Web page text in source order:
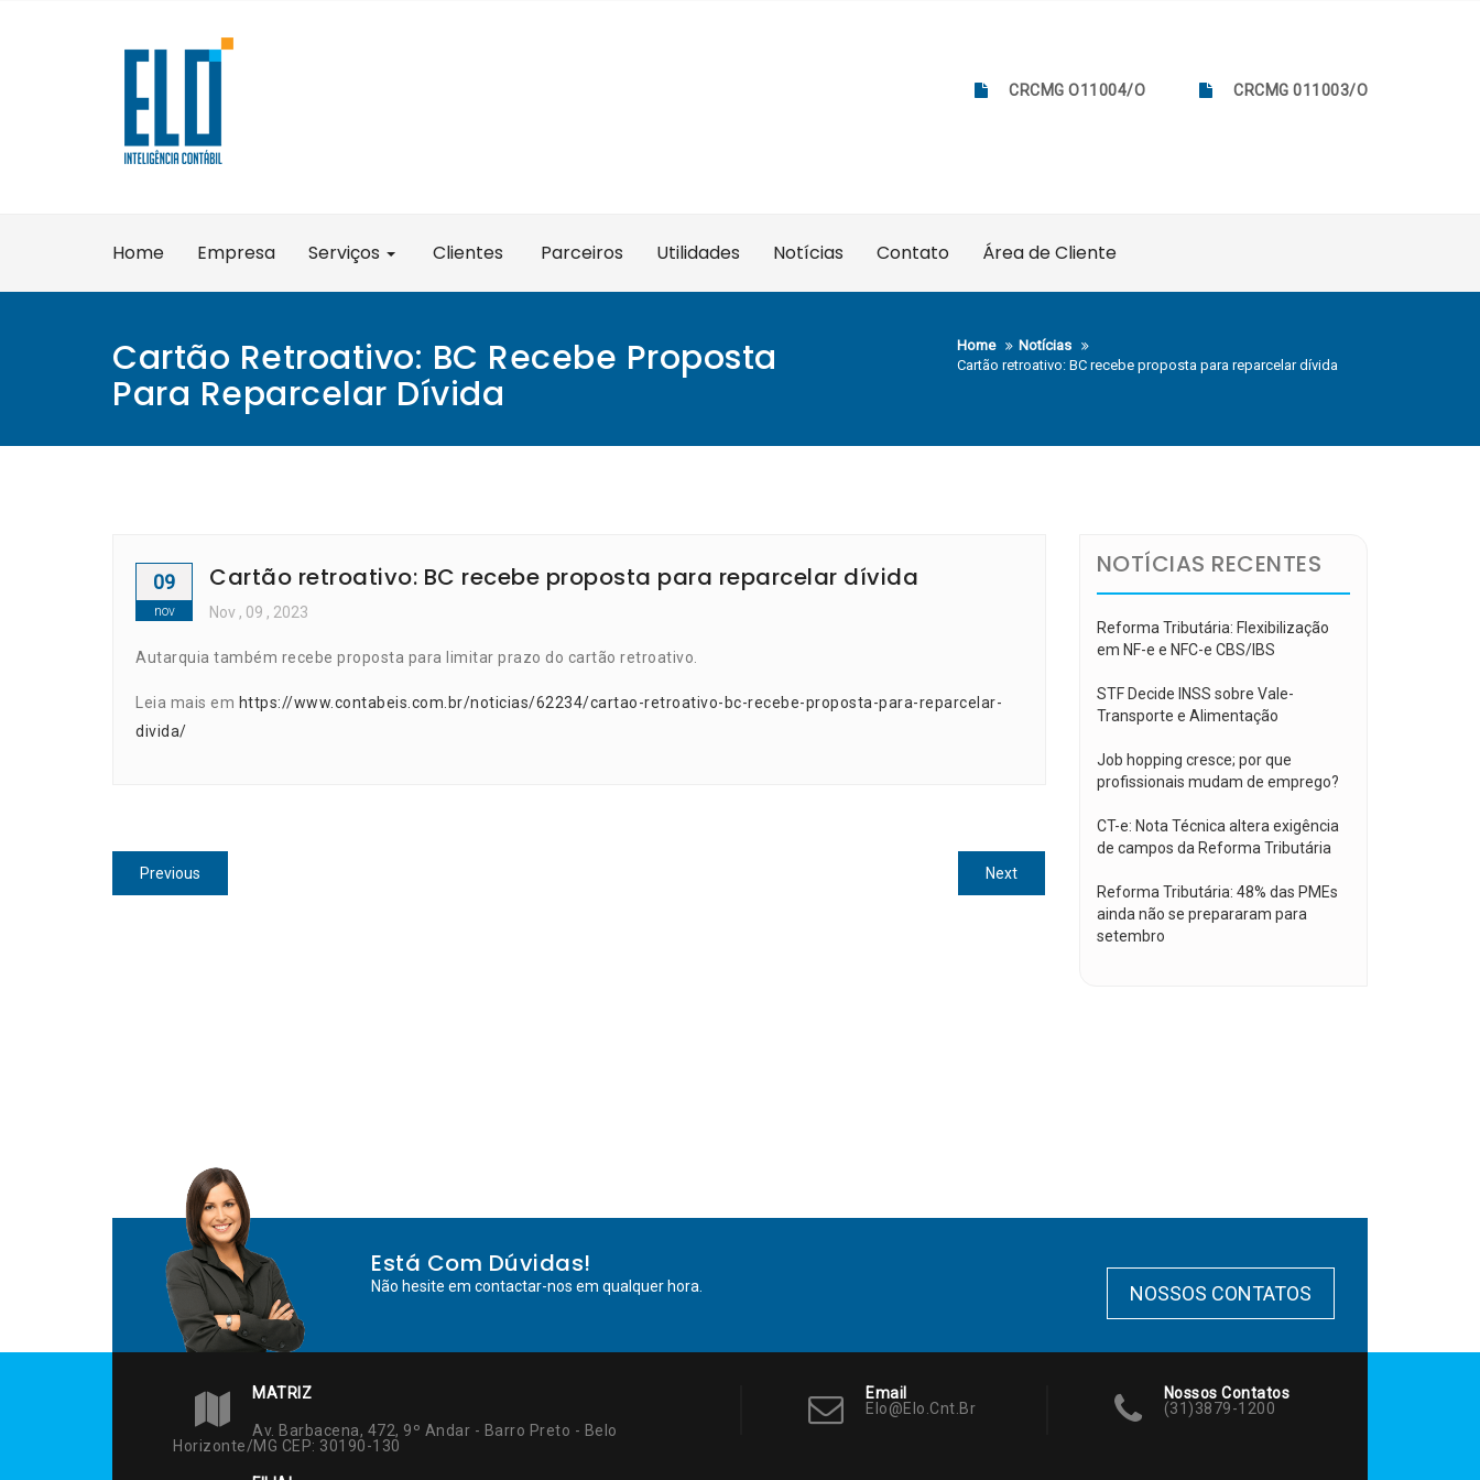
CRCMG O11004/O CRCMG 011003/O
Home Empresa Serviços Clientes Parceiros Utilidades Notícias Contato Área de Cliente
Cartão Retroativo: BC Recebe Proposta
Para Reparcelar Dívida
Home
Notícias
Cartão retroativo: BC recebe proposta para reparcelar dívida
09
nov
Cartão retroativo: BC recebe proposta para reparcelar dívida
Nov , 09 , 2023
Autarquia também recebe proposta para limitar prazo do cartão retroativo.
Leia mais em https://www.contabeis.com.br/noticias/62234/cartao-retroativo-bc-recebe-proposta-para-reparcelar-
divida/
Navegação
de
Previous
post:
NextNext
post:
NOTÍCIAS RECENTES
Reforma Tributária: Flexibilização
em NF-e e NFC-e CBS/IBS
STF Decide INSS sobre Vale-
Transporte e Alimentação
Job hopping cresce; por que
profissionais mudam de emprego?
CT-e: Nota Técnica altera exigência
de campos da Reforma Tributária
Reforma Tributária: 48% das PMEs
ainda não se prepararam para
setembro
Está Com Dúvidas!
Não hesite em contactar-nos em qualquer hora. NOSSOS CONTATOS
MATRIZ
Av. Barbacena, 472, 9º Andar - Barro Preto - Belo
Horizonte/MG CEP: 30190-130
Email
Elo@elo.cnt.br
Nossos Contatos
(31)3879-1200